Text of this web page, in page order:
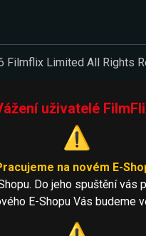
Filmflix Limited All Rights
uživatelé
⚠️
na novém E-
Do jeho spuštění
E-Shopu Vás budeme